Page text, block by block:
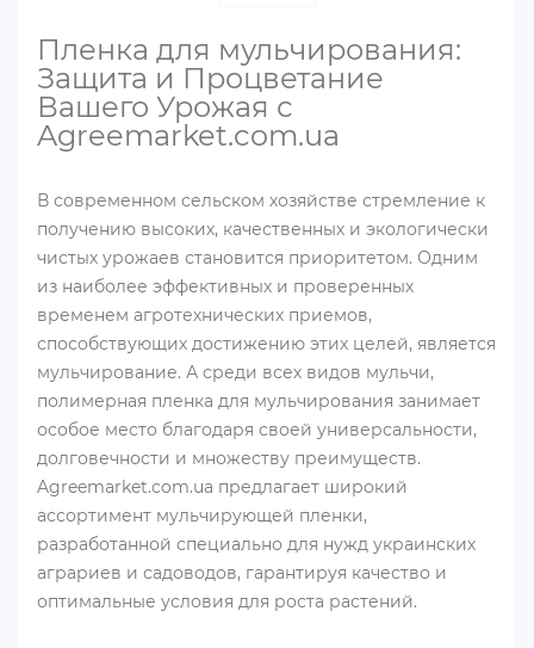
Пленка для мульчирования:
Защита и Процветание
Вашего Урожая с
Agreemarket.com.ua
В современном сельском хозяйстве стремление к
получению высоких, качественных и экологически
чистых урожаев становится приоритетом. Одним
из наиболее эффективных и проверенных
временем агротехнических приемов,
способствующих достижению этих целей, является
мульчирование. А среди всех видов мульчи,
полимерная пленка для мульчирования занимает
особое место благодаря своей универсальности,
долговечности и множеству преимуществ.
Agreemarket.com.ua предлагает широкий
ассортимент мульчирующей пленки,
разработанной специально для нужд украинских
аграриев и садоводов, гарантируя качество и
оптимальные условия для роста растений.